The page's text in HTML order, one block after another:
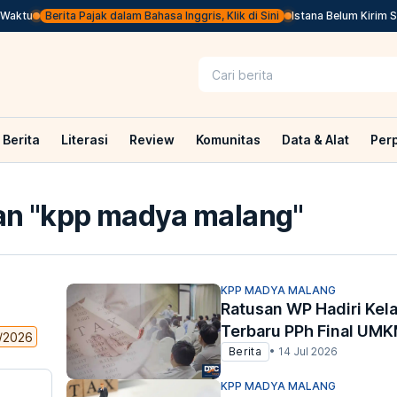
Berita Pajak dalam Bahasa Inggris, Klik di Sini Istana Belum Kirim
Berita Literasi Review Komunitas Data & Alat
"kpp madya malang"
KPP MADYA MALANG
Ratusan WP Hadiri
Terbaru PPh Final
Berita • 14 Jul 2026
KPP MADYA MALANG